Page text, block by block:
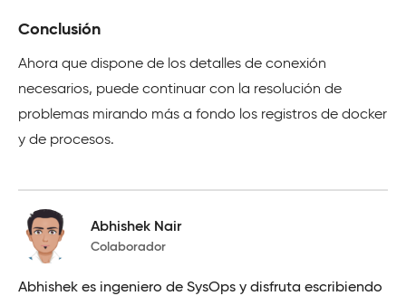
Conclusión
Ahora que dispone de los detalles de conexión
necesarios, puede continuar con la resolución de
problemas mirando más a fondo los registros de docker
y de procesos.
Abhishek Nair
Colaborador
Abhishek es ingeniero de SysOps y disfruta escribiendo